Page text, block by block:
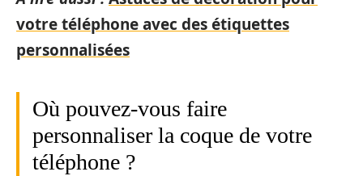
votre téléphone avec des étiquettes
personnalisées
Où pouvez-vous faire
personnaliser la coque de votre
téléphone ?